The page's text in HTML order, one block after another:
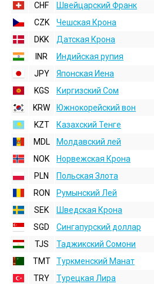
CHF
Швейцарский Франк
CZK
Чешская Крона
DKK
Датская Крона
INR
Индийская pупия
JPY
Японская Иена
KGS
Киргизский Сом
KRW
Южнокорейский вон
KZT
Казахский Тенге
MDL
Молдавский лей
NOK
Норвежская Крона
PLN
Польская Злота
RON
Румынский Лей
SEK
Шведская Крона
SGD
Сингапурский доллар
TJS
Таджикский Сомони
TMT
Туркменский Манат
TRY
Турецкая Лира